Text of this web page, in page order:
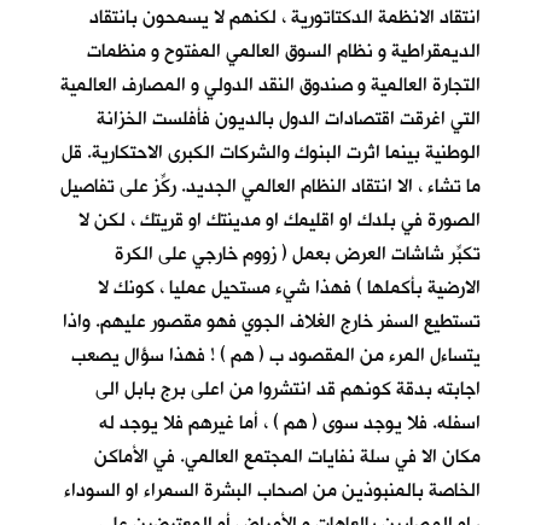
انتقاد الانظمة الدكتاتورية ، لكنهم لا يسمحون بانتقاد
الديمقراطية و نظام السوق العالمي المفتوح و منظمات
التجارة العالمية و صندوق النقد الدولي و المصارف العالمية
التي اغرقت اقتصادات الدول بالديون فأفلست الخزانة
الوطنية بينما اثرت البنوك والشركات الكبرى الاحتكارية. قل
ما تشاء ، الا انتقاد النظام العالمي الجديد. ركِّز على تفاصيل
الصورة في بلدك او اقليمك او مدينتك او قريتك ، لكن لا
تكبِّر شاشات العرض بعمل ( زووم خارجي على الكرة
الارضية بأكملها ) فهذا شيء مستحيل عمليا ، كونك لا
تستطيع السفر خارج الغلاف الجوي فهو مقصور عليهم. واذا
يتساءل المرء من المقصود ب ( هم ) ! فهذا سؤال يصعب
اجابته بدقة كونهم قد انتشروا من اعلى برج بابل الى
اسفله. فلا يوجد سوى ( هم ) ، أما غيرهم فلا يوجد له
مكان الا في سلة نفايات المجتمع العالمي. في الأماكن
الخاصة بالمنبوذين من اصحاب البشرة السمراء او السوداء